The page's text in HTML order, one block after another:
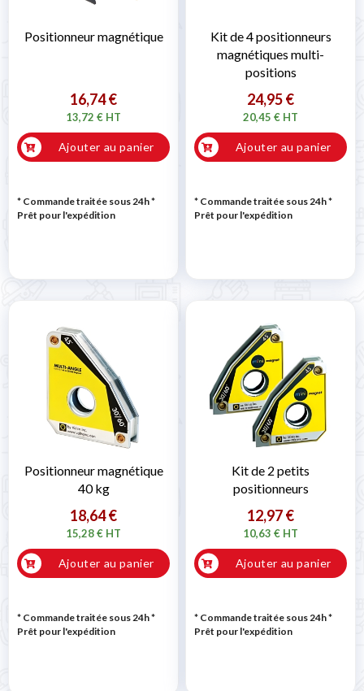
Positionneur magnétique
16,74 €
13,72 € HT
Ajouter au panier
* Commande traitée sous 24h*
Prêt pour l'expédition
Kit de 4 positionneurs
magnétiques multi-
positions
24,95 €
20,45 € HT
Ajouter au panier
* Commande traitée sous 24h*
Prêt pour l'expédition
Positionneur magnétique
40 kg
18,64 €
15,28 € HT
Ajouter au panier
* Commande traitée sous 24h*
Prêt pour l'expédition
Kit de 2 petits
positionneurs
12,97 €
10,63 € HT
Ajouter au panier
* Commande traitée sous 24h*
Prêt pour l'expédition